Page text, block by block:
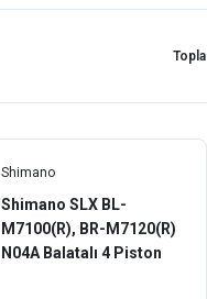
Shimano
Shimano SLX BL-
M7100(R), BR-M7120(R)
N04A Balatalı 4 Piston